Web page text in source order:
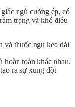
ngủ cưỡng ép, có
trọng và khó điều
và thuốc ngủ kéo dài
hoàn toàn khác nhau.
ra sự xung đột